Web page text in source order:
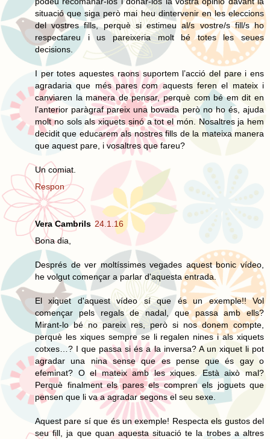
situació que siga però mai heu dintervenir en les eleccions
del vostres fills, perquè si estimeu al/s vostre/s fill/s ho
respectareu i us pareixeria molt bé totes les seues
decisions.
I per totes aquestes raons suportem l’acció del pare i ens
agradaria que més pares com aquests feren el mateix i
canviaren la manera de pensar, perquè com bé em dit en
l’anterior paràgraf pareix una bovada però no ho és, ajuda
molt no sols als xiquets sinó a tot el món. Nosaltres ja hem
decidit que educarem als nostres fills de la mateixa manera
que aquest pare, i vosaltres que fareu?
Un comiat.
Respon
Vera Cambrils 24.1.16
Bona dia,
Després de ver moltíssimes vegades aquest bonic vídeo,
he volgut començar a parlar d'aquesta entrada.
El xiquet d'aquest vídeo sí que és un exemple!! Vol
començar pels regals de nadal, que passa amb ells?
Mirant-lo bé no pareix res, però si nos donem compte,
perquè les xiques sempre se li regalen nines i als xiquets
cotxes…? I que passa si és a la inversa? A un xiquet li pot
agradar una nina sense que es pense que és gay o
efeminat? O el mateix amb les xiques. Està això mal?
Perquè finalment els pares els compren els joguets que
pensen que li va a agradar segons el seu sexe.
Aquest pare sí que és un exemple! Respecta els gustos del
seu fill, ja que quan aquesta situació te la trobes a altres